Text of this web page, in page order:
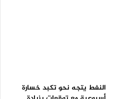
النفط يتجه نحو تكبد خسارة